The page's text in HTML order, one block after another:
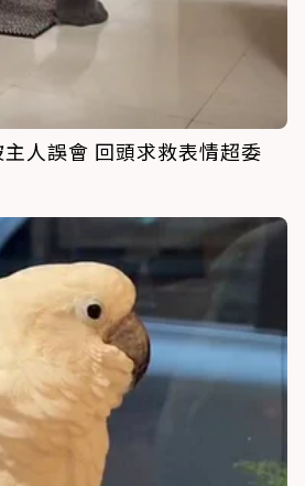
人誤會 回頭求救表情超委